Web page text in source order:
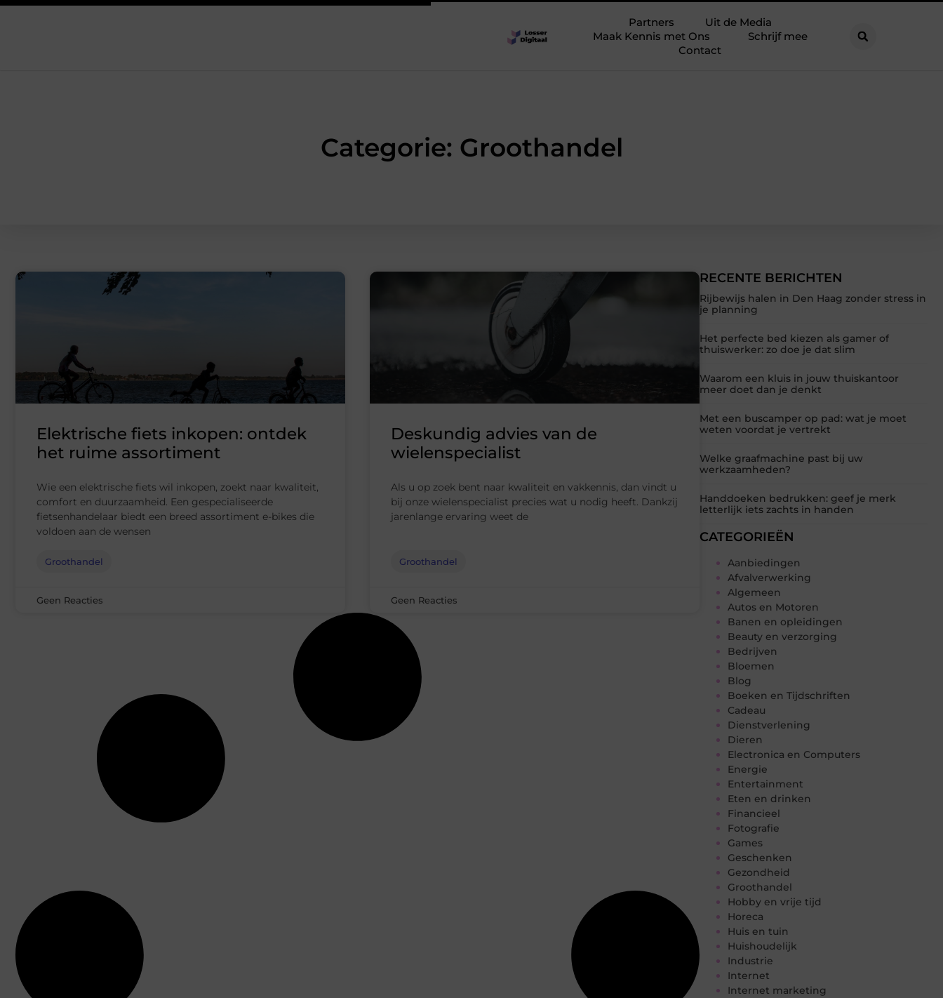
Partners
Uit de Media
Maak Kennis met Ons
Schrijf mee
Contact
Categorie: Groothandel
RECENTE BERICHTEN
Rijbewijs halen in Den Haag zonder stress in
je planning
Het perfecte bed kiezen als gamer of
thuiswerker: zo doe je dat slim
Waarom een kluis in jouw thuiskantoor
meer doet dan je denkt
Met een buscamper op pad: wat je moet
weten voordat je vertrekt
Welke graafmachine past bij uw
werkzaamheden?
Handdoeken bedrukken: geef je merk
letterlijk iets zachts in handen
CATEGORIEËN
Aanbiedingen
Afvalverwerking
Algemeen
Autos en Motoren
Banen en opleidingen
Beauty en verzorging
Bedrijven
Bloemen
Blog
Boeken en Tijdschriften
Cadeau
Dienstverlening
Dieren
Electronica en Computers
Energie
Entertainment
Eten en drinken
Financieel
Fotografie
Games
Geschenken
Gezondheid
Groothandel
Hobby en vrije tijd
Horeca
Huis en tuin
Huishoudelijk
Industrie
Internet
Internet marketing
Elektrische fiets inkopen: ontdek
het ruime assortiment
Wie een elektrische fiets wil inkopen, zoekt naar kwaliteit,
comfort en duurzaamheid. Een gespecialiseerde
fietsenhandelaar biedt een breed assortiment e-bikes die
voldoen aan de wensen
Groothandel
Geen Reacties
Deskundig advies van de
wielenspecialist
Als u op zoek bent naar kwaliteit en vakkennis, dan vindt u
bij onze wielenspecialist precies wat u nodig heeft. Dankzij
jarenlange ervaring weet de
Groothandel
Geen Reacties